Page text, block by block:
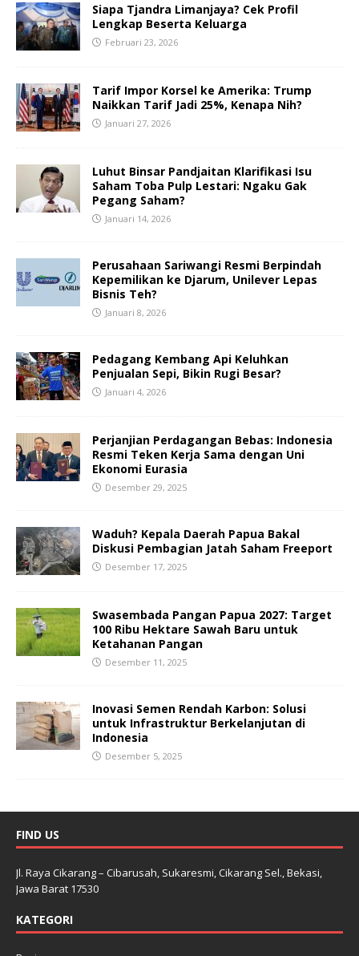
Siapa Tjandra Limanjaya? Cek Profil
Lengkap Beserta Keluarga
Februari 23, 2026
Tarif Impor Korsel ke Amerika: Trump
Naikkan Tarif Jadi 25%, Kenapa Nih?
Januari 27, 2026
Luhut Binsar Pandjaitan Klarifikasi Isu
Saham Toba Pulp Lestari: Ngaku Gak
Pegang Saham?
Januari 14, 2026
Perusahaan Sariwangi Resmi Berpindah
Kepemilikan ke Djarum, Unilever Lepas
Bisnis Teh?
Januari 8, 2026
Pedagang Kembang Api Keluhkan
Penjualan Sepi, Bikin Rugi Besar?
Januari 4, 2026
Perjanjian Perdagangan Bebas: Indonesia
Resmi Teken Kerja Sama dengan Uni
Ekonomi Eurasia
Desember 29, 2025
Waduh? Kepala Daerah Papua Bakal
Diskusi Pembagian Jatah Saham Freeport
Desember 17, 2025
Swasembada Pangan Papua 2027: Target
100 Ribu Hektare Sawah Baru untuk
Ketahanan Pangan
Desember 11, 2025
Inovasi Semen Rendah Karbon: Solusi
untuk Infrastruktur Berkelanjutan di
Indonesia
Desember 5, 2025
FIND US
Jl. Raya Cikarang – Cibarusah, Sukaresmi, Cikarang Sel., Bekasi,
Jawa Barat 17530
KATEGORI